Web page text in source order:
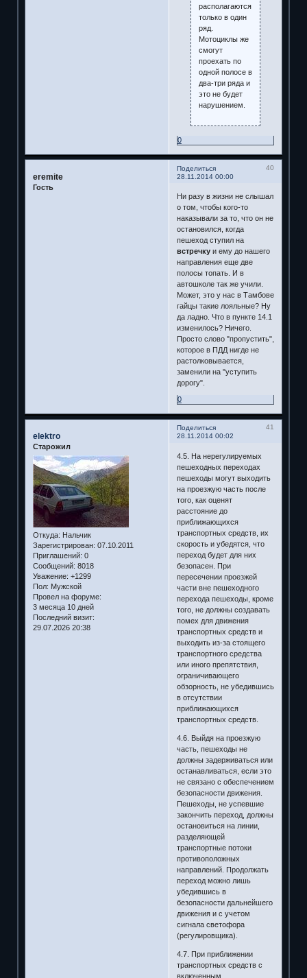
располагаются
только в один
ряд.
Мотоциклы же
смогут
проехать по
одной полосе в
два-три ряда и
это не будет
нарушением.
0
Поделиться
40
28.11.2014 00:00
eremite
Гость
Ни разу в жизни не слышал
о том, чтобы кого-то
наказывали за то, что он не
остановился, когда
пешеход ступил на
встречкуи ему до нашего
направления еще две
полосы топать. И в
автошколе так же учили.
Может, это у нас в Тамбове
гайцы такие лояльные? Ну
да ладно. Что в пункте 14.1
изменилось? Ничего.
Просто слово "пропустить",
которое в ПДД нигде не
растолковывается,
заменили на "уступить
дорогу".
0
Поделиться
41
28.11.2014 00:02
elektro
Старожил
Откуда: Нальчик
Зарегистрирован: 07.10.2011
Приглашений: 0
Сообщений: 8018
Уважение: +1299
Пол: Мужской
Провел на форуме:
3 месяца 10 дней
Последний визит:
29.07.2026 20:38
4.5. На нерегулируемых
пешеходных переходах
пешеходы могут выходить
на проезжую часть после
того, как оценят
расстояние до
приближающихся
транспортных средств, их
скорость и убедятся, что
переход будет для них
безопасен. При
пересечении проезжей
части вне пешеходного
перехода пешеходы, кроме
того, не должны создавать
помех для движения
транспортных средств и
выходить из-за стоящего
транспортного средства
или иного препятствия,
ограничивающего
обзорность, не убедившись
в отсутствии
приближающихся
транспортных средств.
4.6. Выйдя на проезжую
часть, пешеходы не
должны задерживаться или
останавливаться, если это
не связано с обеспечением
безопасности движения.
Пешеходы, не успевшие
закончить переход, должны
остановиться на линии,
разделяющей
транспортные потоки
противоположных
направлений. Продолжать
переход можно лишь
убедившись в
безопасности дальнейшего
движения и с учетом
сигнала светофора
(регулировщика).
4.7. При приближении
транспортных средств с
включенным